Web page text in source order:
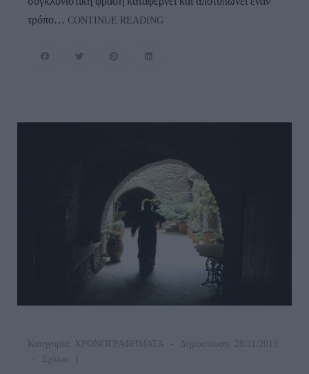
τρόπο… CONTINUE READING
Κατηγορία: ΧΡΟΝΟΓΡΑΦΗΜΑΤΑ
Δημοσίευση: 28/11/2013
Σχόλιο: 1